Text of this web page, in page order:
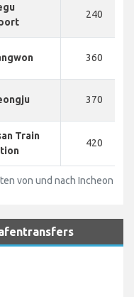
240
360
370
Train
420
von und nach Incheon